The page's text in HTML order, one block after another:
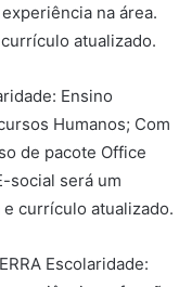
na área.
atualizado.
Ensino
Humanos; Com
de pacote Office
social será um
currículo atualizado.
Escolaridade: